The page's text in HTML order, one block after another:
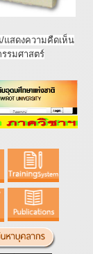
แสดงความคืดเห็น
รมศาสตร์